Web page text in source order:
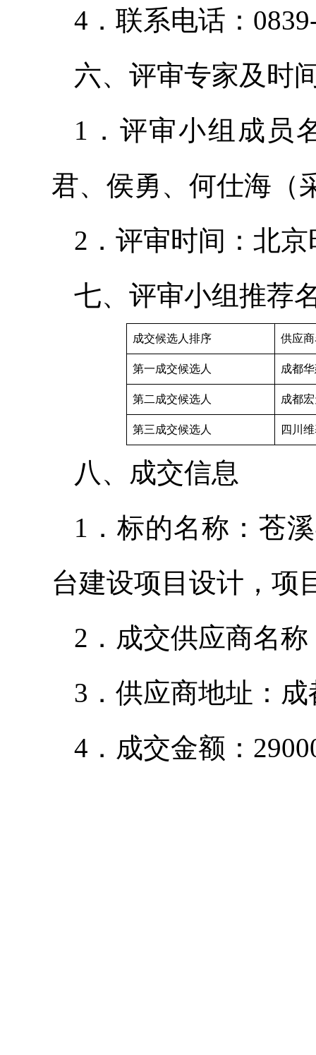
4．联系电话：
六、评审专家及时
1．评审小组成员
君、侯勇、何仕海（
2．评审时间：北京
七、评审小组推荐
成交候选人排序 供应
第一成交候选人 成都
第二成交候选人 成都
第三成交候选人 四川
八、成交信息
1．标的名称：苍
台建设项目设计，项
2．成交供应商名
3．供应商地址：
4．成交金额：